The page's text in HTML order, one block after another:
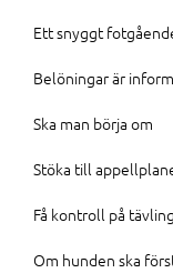
Ett snyggt
Belöningar är
Ska man börja om
Stöka till
Få kontroll på
Om hunden ska